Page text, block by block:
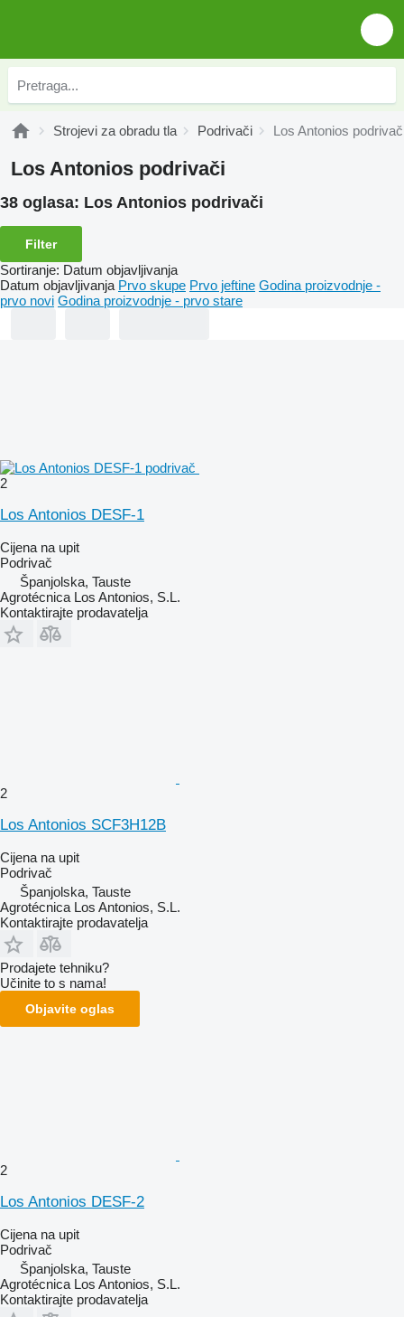
Strojevi za obradu tla Podrivači Los Antonios
Los Antonios podrivači
38 oglasa: Los Antonios podrivači
Filter
Sortiranje: Datum objavljivanja
Datum objavljivanja Prvo skupe Prvo jeftine Godina proizvodnje -
prvo novi Godina proizvodnje - prvo stare
2
Los Antonios DESF-1
Cijena na upit
Podrivač
Španjolska, Tauste
Agrotécnica Los Antonios, S.L.
Kontaktirajte prodavatelja
2
Los Antonios SCF3H12B
Cijena na upit
Podrivač
Španjolska, Tauste
Agrotécnica Los Antonios, S.L.
Kontaktirajte prodavatelja
Prodajete tehniku?
Učinite to s nama!
Objavite oglas
2
Los Antonios DESF-2
Cijena na upit
Podrivač
Španjolska, Tauste
Agrotécnica Los Antonios, S.L.
Kontaktirajte prodavatelja